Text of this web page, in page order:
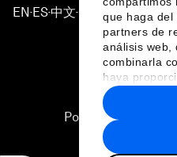
que haga del
partners de
análisis web,
combinarla
haya
recopilado a
hecho de
EN ▪ES▪中文▪ 日本語
Política de